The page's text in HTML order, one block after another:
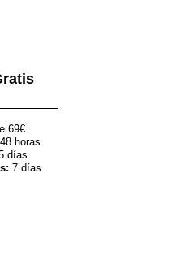
69€
horas
días
7 días